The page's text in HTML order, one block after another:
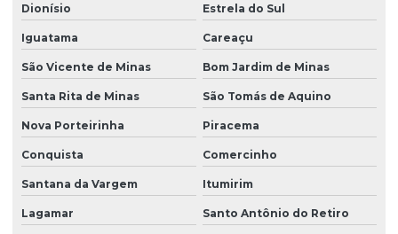
Dionísio Estrela do Sul
Iguatama Careaçu
São Vicente de Minas Bom Jardim de Minas
Santa Rita de Minas São Tomás de Aquino
Nova Porteirinha Piracema
Conquista Comercinho
Santana da Vargem Itumirim
Lagamar Santo Antônio do Retiro